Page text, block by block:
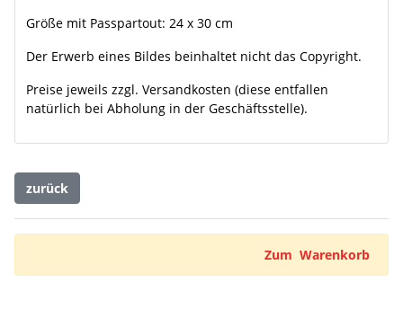
Größe mit Passpartout: 24 x 30 cm
Der Erwerb eines Bildes beinhaltet nicht das Copyright.
Preise jeweils zzgl. Versandkosten (diese entfallen
natürlich bei Abholung in der Geschäftsstelle).
zurück
Zum Warenkorb